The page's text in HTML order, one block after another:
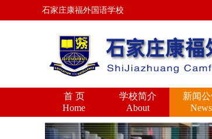
石家庄康福外国语学校
首 页
Home
学校简介
About
新闻
News